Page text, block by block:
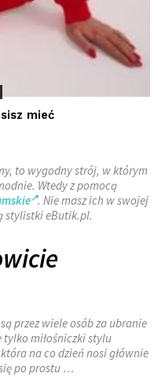
mieć
to wygodny strój, w którym
Wtedy z pomocą
. Nie masz ich w swojej
stylistki eButik.pl.
przez wiele osób za ubranie
miłośniczki stylu
na co dzień nosi głównie
po prostu …